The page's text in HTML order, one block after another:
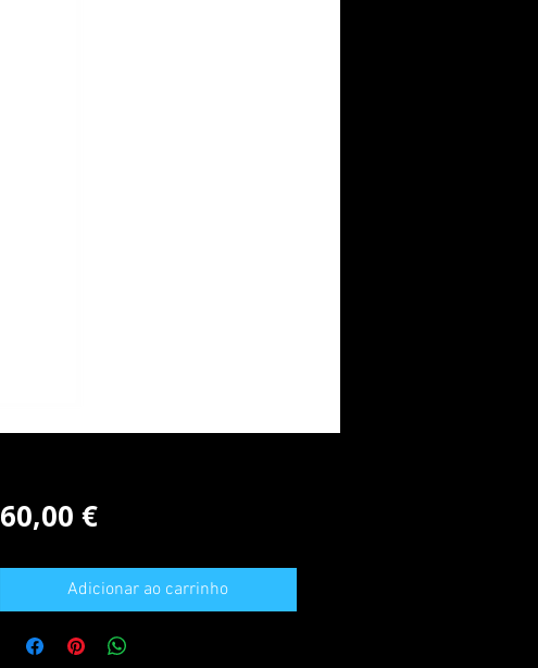
60,00 €Preço
Adicionar ao carrinho